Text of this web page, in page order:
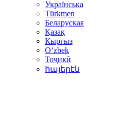
Українська
Türkmen
Беларуская
Қазақ
Кыргыз
Oʻzbek
Тоҷикӣ
հայերէն